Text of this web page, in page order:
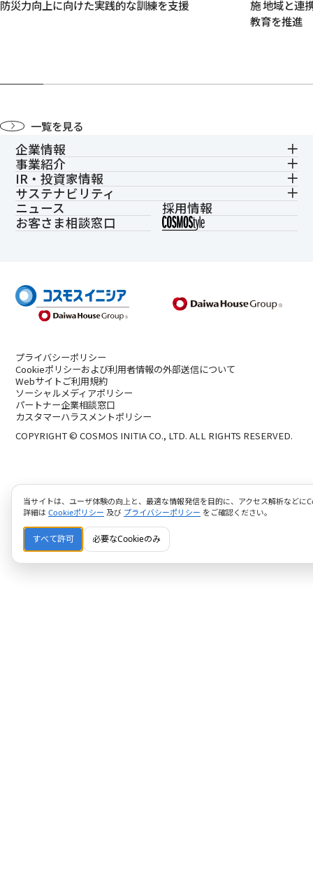
防災力向上に向けた実践的な訓練を支援
施 地域と連
教育を推進
一覧を見る
企業情報
事業紹介
IR・投資家情報
サステナビリティ
ニュース
採用情報
お客さま相談窓口
プライバシーポリシー
Cookieポリシーおよび利用者情報の外部送信について
Webサイトご利用規約
ソーシャルメディアポリシー
パートナー企業相談窓口
カスタマーハラスメントポリシー
COPYRIGHT © COSMOS INITIA CO., LTD. ALL RIGHTS RESERVED.
当サイトは、ユーザ体験の向上と、最適な情報発信を目的に、アクセス解析などに
詳細は Cookieポリシー 及び プライバシーポリシー をご確認ください。
すべて許可 必要なCookieのみ